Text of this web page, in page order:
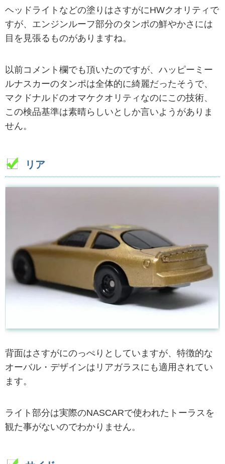
ヘッドライトなどの塗りはさすがにHWクオリティで
すが、エンジンルーフ部分のタンポの鮮やかさには
目を見張るものがありますね。
以前コメント欄でも頂いたのですが、ハッピーミー
ルナスカーのタンポは全体的に綺麗だったそうで、
マクドナルドのオマケクオリティなのにこの技術、
この検品基準は素晴らしいとしか言いようがありま
せん。
リア
背面はさすがにのっぺりとしていますが、特徴的な
オーバル・デザインはリアガラスにも適用されてい
ます。
ライト部分は実際のNASCARで使われたトーラスを
観た事がないのでわかりません。